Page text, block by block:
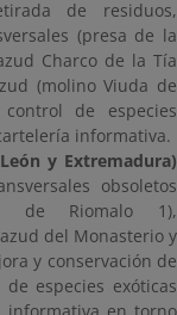
de residuos,
(presa de la
Charco de la Tía
(molino Viuda de
de especies
informativa.
y Extremadura)
obsoletos
de Riomalo 1),
del Monasterio y
y conservación de
especies exóticas